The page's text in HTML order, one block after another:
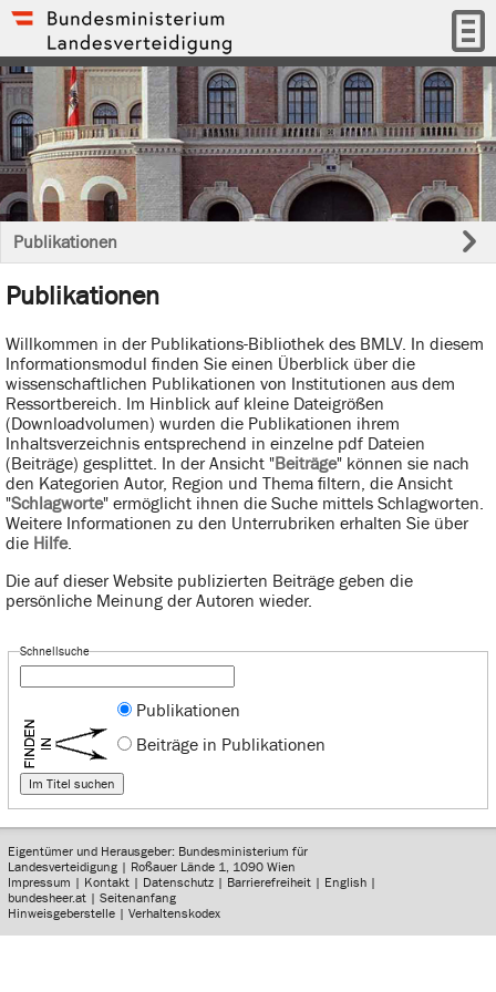
Publikationen
Publikationen
Willkommen in der Publikations-Bibliothek des BMLV. In diesem
Informationsmodul finden Sie einen Überblick über die
wissenschaftlichen Publikationen von Institutionen aus dem
Ressortbereich. Im Hinblick auf kleine Dateigrößen
(Downloadvolumen) wurden die Publikationen ihrem
Inhaltsverzeichnis entsprechend in einzelne pdf Dateien
(Beiträge) gesplittet. In der Ansicht "Beiträge" können sie nach
den Kategorien Autor, Region und Thema filtern, die Ansicht
"Schlagworte" ermöglicht ihnen die Suche mittels Schlagworten.
Weitere Informationen zu den Unterrubriken erhalten Sie über
die Hilfe.
Die auf dieser Website publizierten Beiträge geben die
persönliche Meinung der Autoren wieder.
Schnellsuche
Publikationen
Beiträge in Publikationen
Eigentümer und Herausgeber: Bundesministerium für
Landesverteidigung | Roßauer Lände 1, 1090 Wien
Impressum | Kontakt | Datenschutz | Barrierefreiheit | English |
bundesheer.at |Seitenanfang
Hinweisgeberstelle |Verhaltenskodex